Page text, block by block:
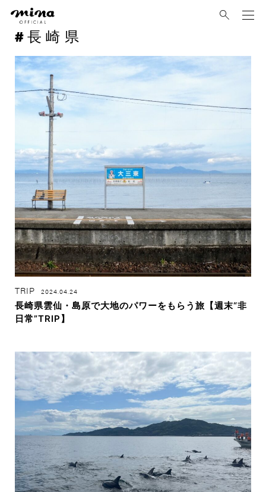
長崎県
TRIP 2024.04.24
長崎県雲仙・島原で大地のパワーをもらう旅【週末“非
日常”TRIP】